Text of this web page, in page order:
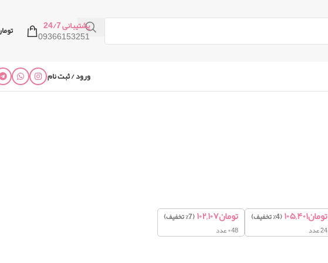
پشتیبانی 24/7
09366153251
ورود / ثبت نام
تومان۱۰۵,۴۰۱(4% تخفیف)
24 عدد
تومان۱۰۲,۱۰۷(7% تخفیف)
48+ عدد